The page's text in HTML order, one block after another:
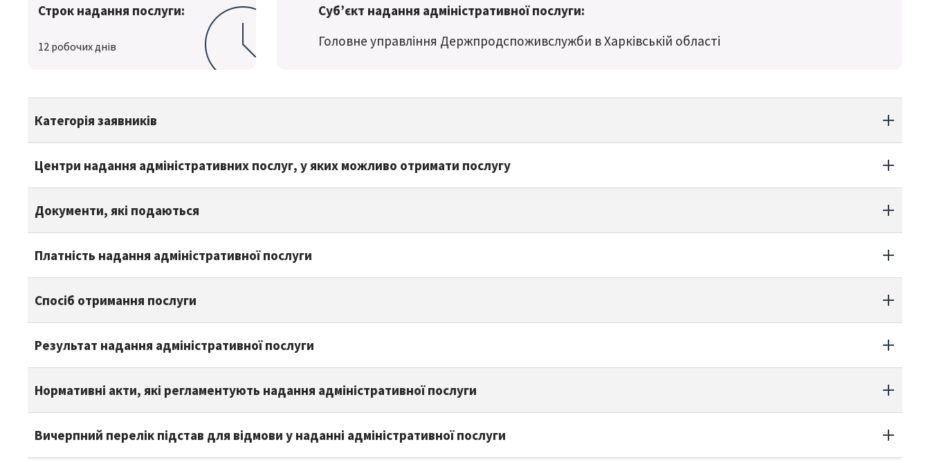
Строк надання послуги:
12 робочих днів
Суб’єкт надання адміністративної послуги:
Головне управління Держпродспоживслужби в Харківській області
Категорія заявників
Центри надання адміністративних послуг, у яких можливо отримати послугу
Документи, які подаються
Платність надання адміністративної послуги
Спосіб отримання послуги
Результат надання адміністративної послуги
Нормативні акти, які регламентують надання адміністративної послуги
Вичерпний перелік підстав для відмови у наданні адміністративної послуги